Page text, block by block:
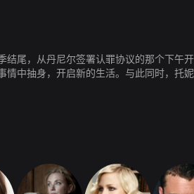
结尾，从丹尼尔签署认罪协议的那个下午
情中抽身，开启新的生活。与此同时，托